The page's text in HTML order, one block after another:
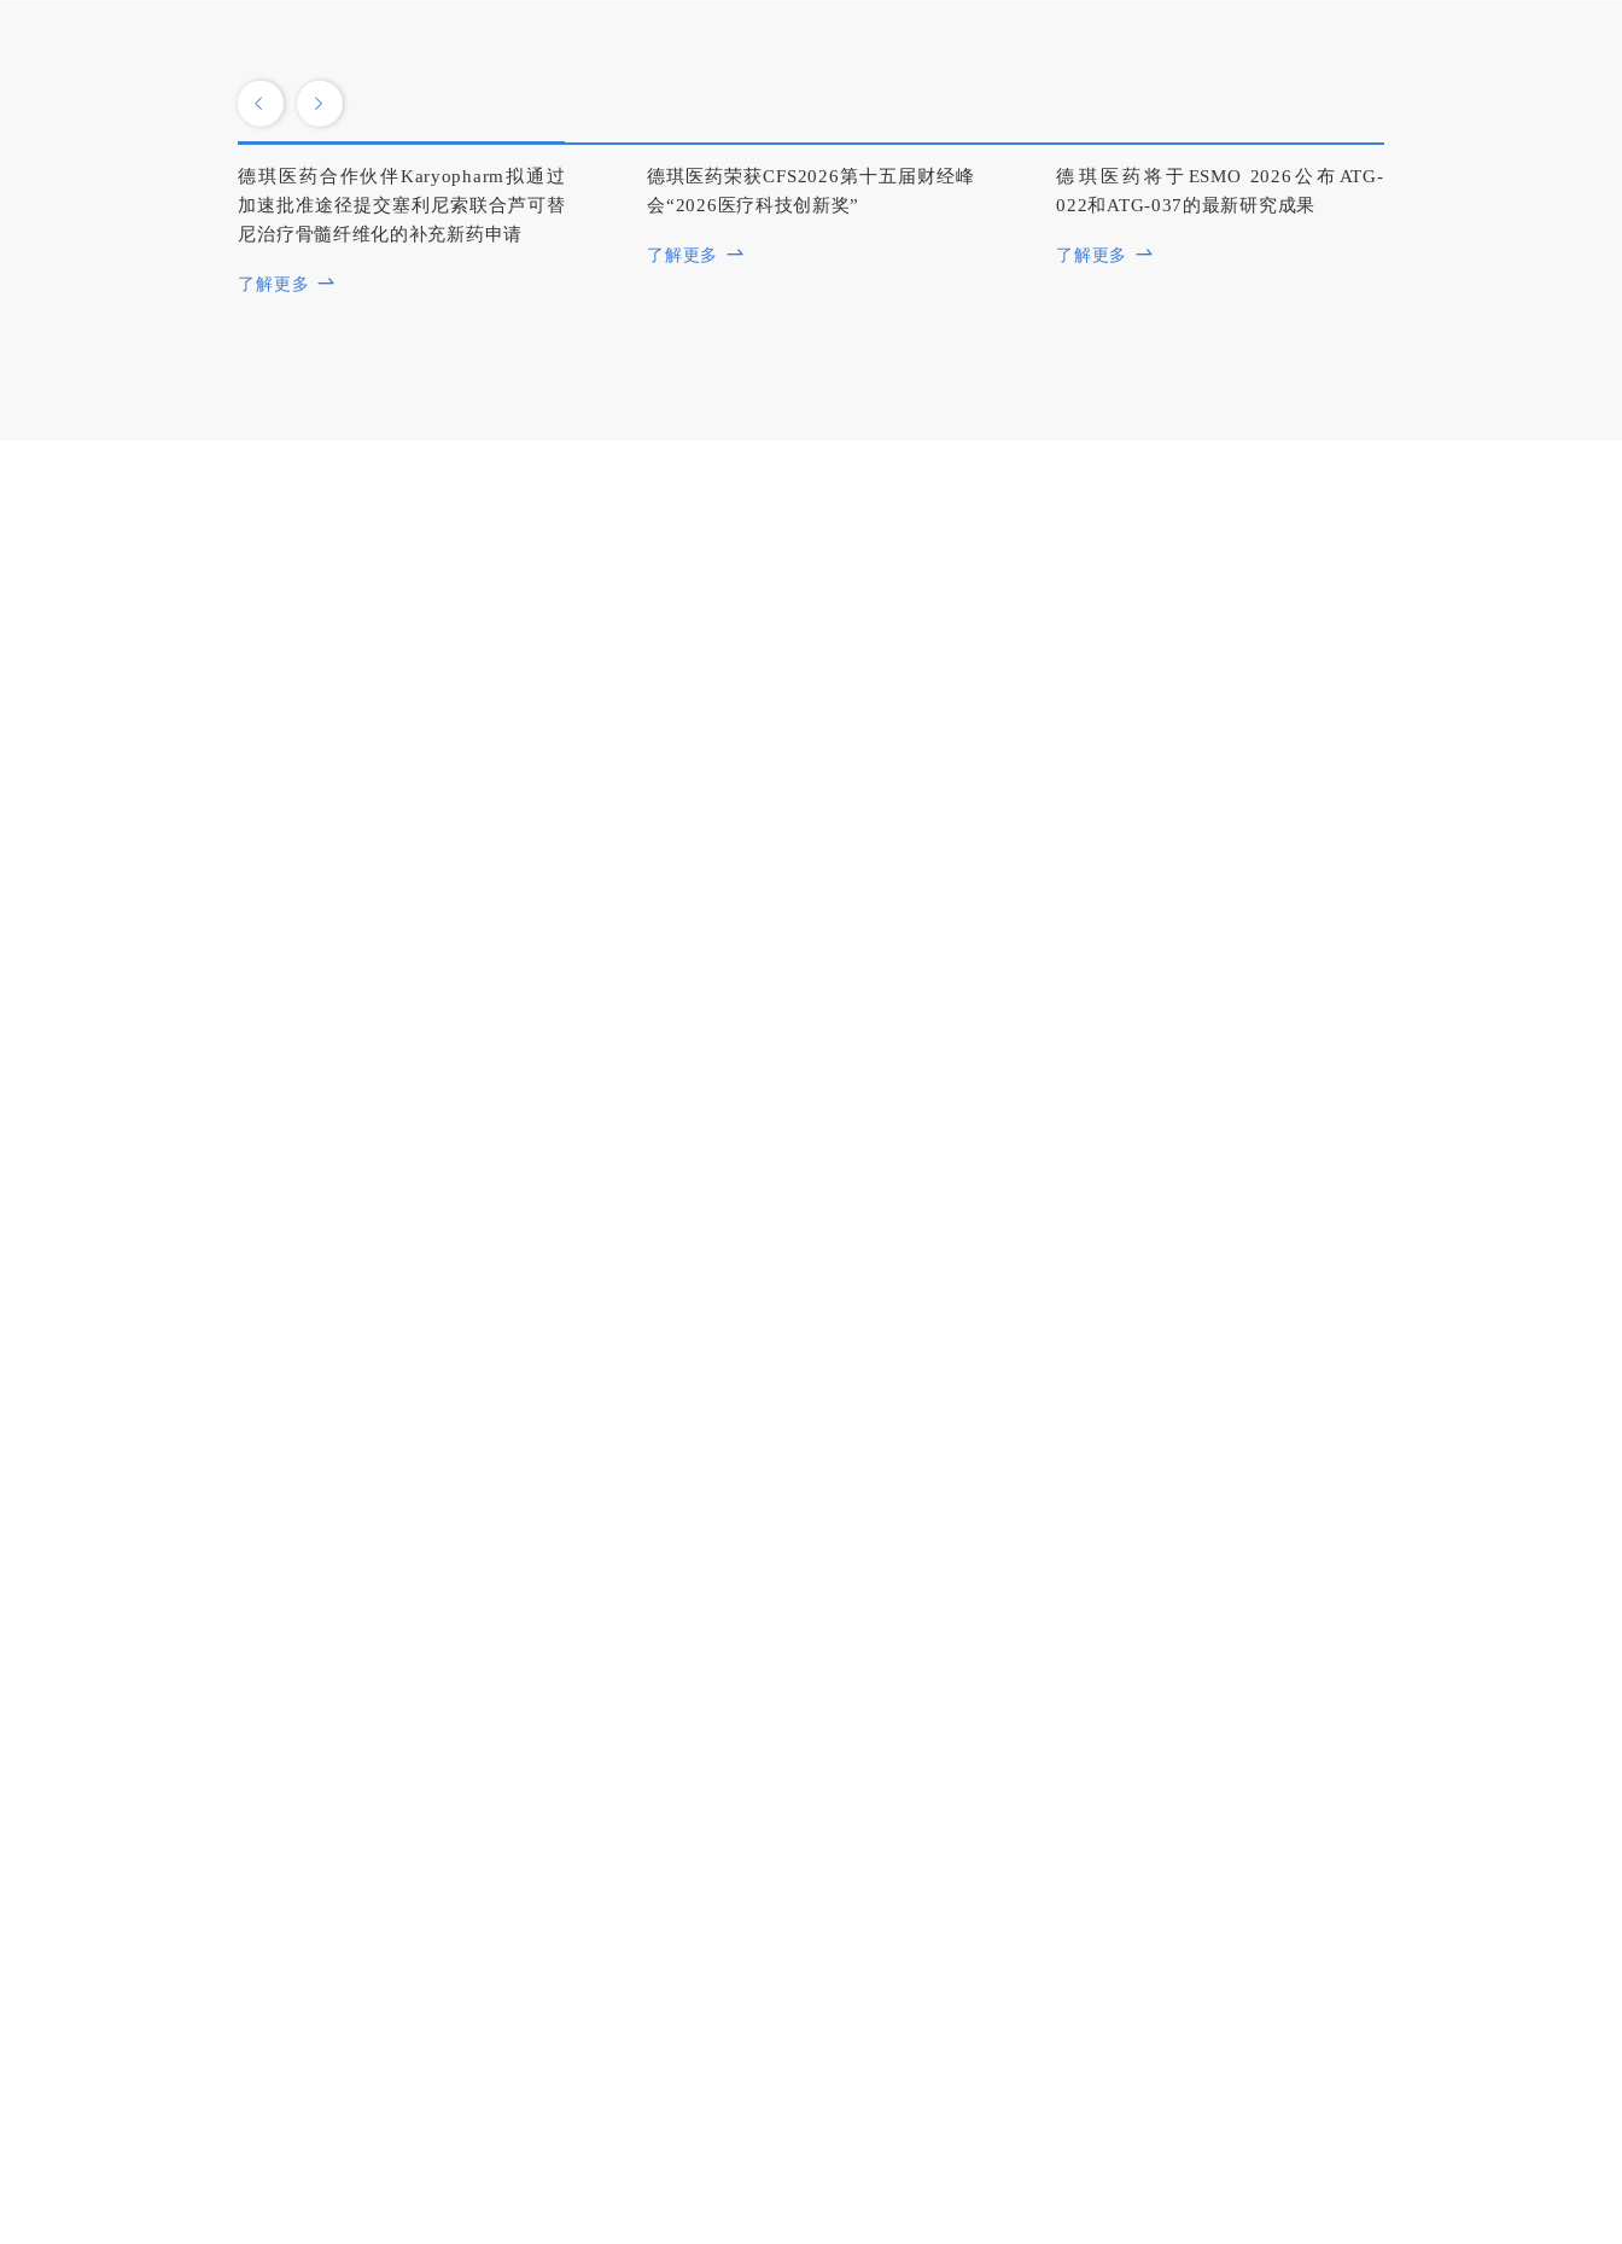
德琪医药合作伙伴Karyopharm拟通过
加速批准途径提交塞利尼索联合芦可替
尼治疗骨髓纤维化的补充新药申请
了解更多
德琪医药荣获CFS2026第十五届财经峰
会“2026医疗科技创新奖”
了解更多
德琪医药将于ESMO 2026公布ATG-
022和ATG-037的最新研究成果
了解更多